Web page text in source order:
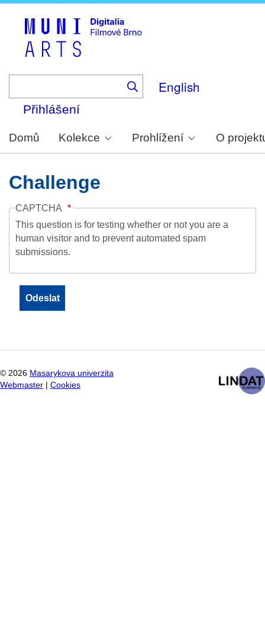
English
Přihlášení
Domů Kolekce Prohlížení O
Challenge
CAPTCHA
This question is for testing whether or not you are a
human visitor and to prevent automated spam
submissions.
© 2026 Masarykova univerzita
Webmaster
Cookies